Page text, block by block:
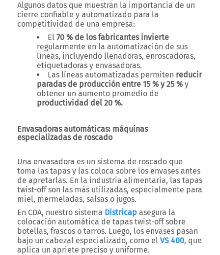
Algunos datos que muestran la importancia de un
cierre confiable y automatizado para la
competitividad de una empresa:
El 70 % de los fabricantes invierte
regularmente en la automatización de sus
líneas, incluyendo llenadoras, enroscadoras,
etiquetadoras y envasadoras.
Las líneas automatizadas permiten reducir
paradas de producción entre 15 % y 25 % y
obtener un aumento promedio de
productividad del 20 %.
Envasadoras automáticas: máquinas
especializadas de roscado
Una envasadora es un sistema de roscado que
toma las tapas y las coloca sobre los envases antes
de apretarlas. En la industria alimentaria, las tapas
twist-off son las más utilizadas, especialmente para
miel, mermeladas, salsas o jugos.
En CDA, nuestro sistema Districap asegura la
colocación automática de tapas twist-off sobre
botellas, frascos o tarros. Luego, los envases pasan
bajo un cabezal especializado, como el VS 400, que
aplica un apriete preciso y uniforme.